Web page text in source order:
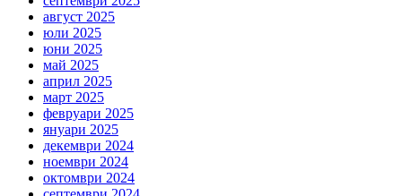
август 2025
юли 2025
юни 2025
май 2025
април 2025
март 2025
февруари 2025
януари 2025
декември 2024
ноември 2024
октомври 2024